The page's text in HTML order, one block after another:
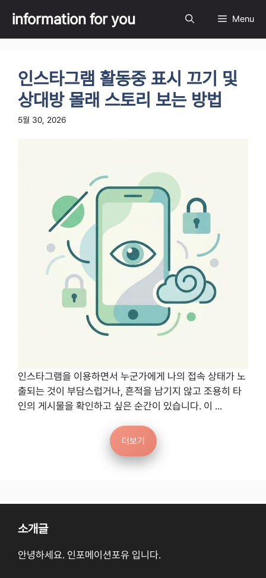
content
information for you Menu
인스타그램 활동중 표시 끄기 및
상대방 몰래 스토리 보는 방법
5월 30, 2026
인스타그램을 이용하면서 누군가에게 나의 접속 상태가 노
출되는 것이 부담스럽거나, 흔적을 남기지 않고 조용히 타
인의 게시물을 확인하고 싶은 순간이 있습니다. 이 ...
더보기
소개글
안녕하세요. 인포메이션포유 입니다.